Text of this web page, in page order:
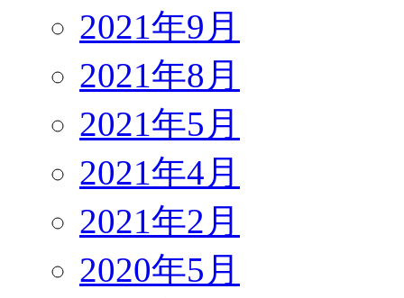
2021年9月
2021年8月
2021年5月
2021年4月
2021年2月
2020年5月